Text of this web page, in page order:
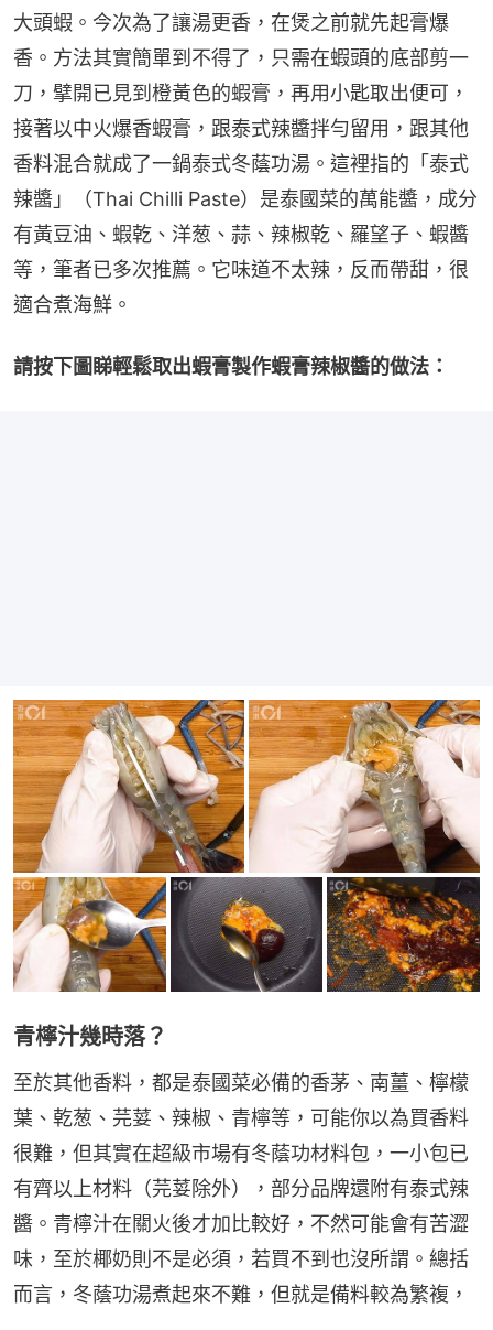
大頭蝦。今次為了讓湯更香，在煲之前就先起膏爆
香。方法其實簡單到不得了，只需在蝦頭的底部剪一
刀，擘開已見到橙黃色的蝦膏，再用小匙取出便可，
接著以中火爆香蝦膏，跟泰式辣醬拌勻留用，跟其他
香料混合就成了一鍋泰式冬蔭功湯。這裡指的「泰式
辣醬」（Thai Chilli Paste）是泰國菜的萬能醬，成分
有黃豆油、蝦乾、洋葱、蒜、辣椒乾、羅望子、蝦醬
等，筆者已多次推薦。它味道不太辣，反而帶甜，很
適合煮海鮮。
請按下圖睇輕鬆取出蝦膏製作蝦膏辣椒醬的做法：
青檸汁幾時落？
至於其他香料，都是泰國菜必備的香茅、南薑、檸檬
葉、乾葱、芫荽、辣椒、青檸等，可能你以為買香料
很難，但其實在超級市場有冬蔭功材料包，一小包已
有齊以上材料（芫荽除外），部分品牌還附有泰式辣
醬。青檸汁在關火後才加比較好，不然可能會有苦澀
味，至於椰奶則不是必須，若買不到也沒所謂。總括
而言，冬蔭功湯煮起來不難，但就是備料較為繁複，